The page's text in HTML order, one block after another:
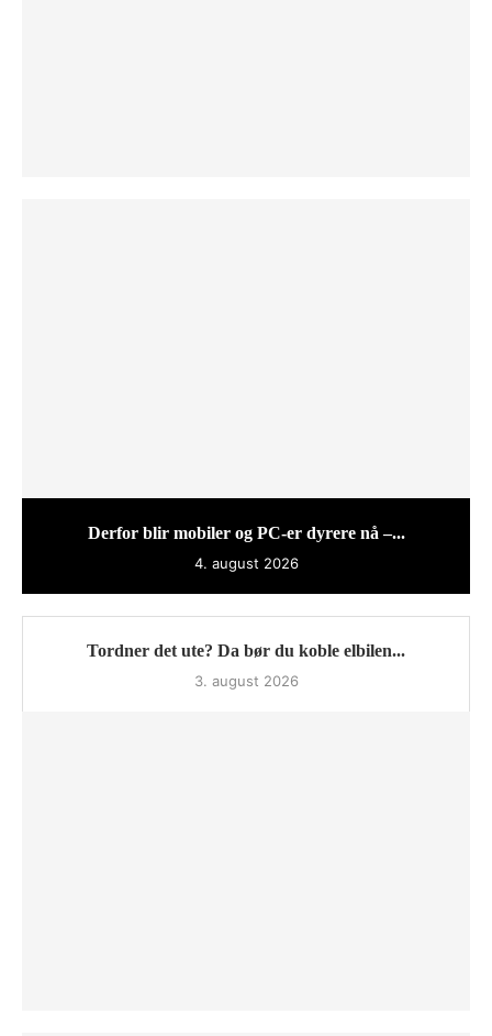
Derfor blir mobiler og PC-er dyrere nå –...
4. august 2026
Tordner det ute? Da bør du koble elbilen...
3. august 2026